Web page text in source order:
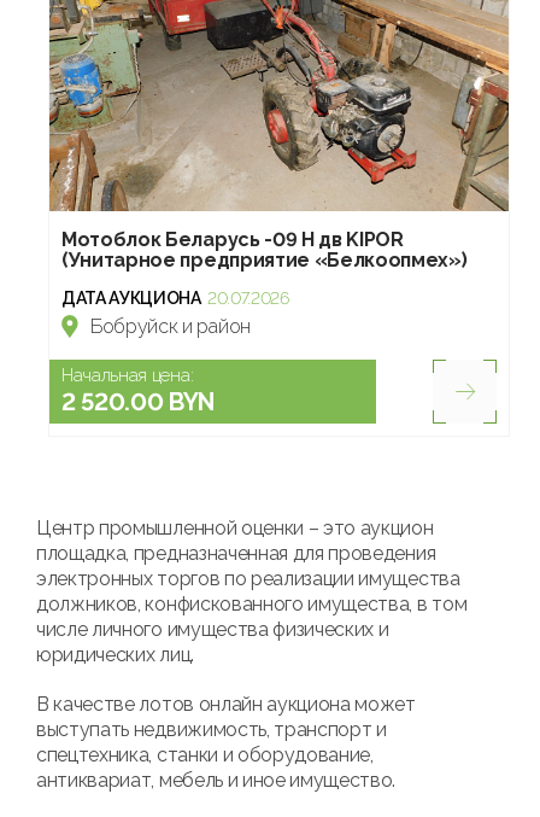
Мотоблок Беларусь -09 Н дв KIPOR
(Унитарное предприятие «Белкоопмех»)
ДАТА АУКЦИОНА 20.07.2026
Бобруйск и район
Начальная цена:
2 520.00 BYN
Центр промышленной оценки – это аукцион
площадка, предназначенная для проведения
электронных торгов по реализации имущества
должников, конфискованного имущества, в том
числе личного имущества физических и
юридических лиц.
В качестве лотов онлайн аукциона может
выступать недвижимость, транспорт и
спецтехника, станки и оборудование,
антиквариат, мебель и иное имущество.